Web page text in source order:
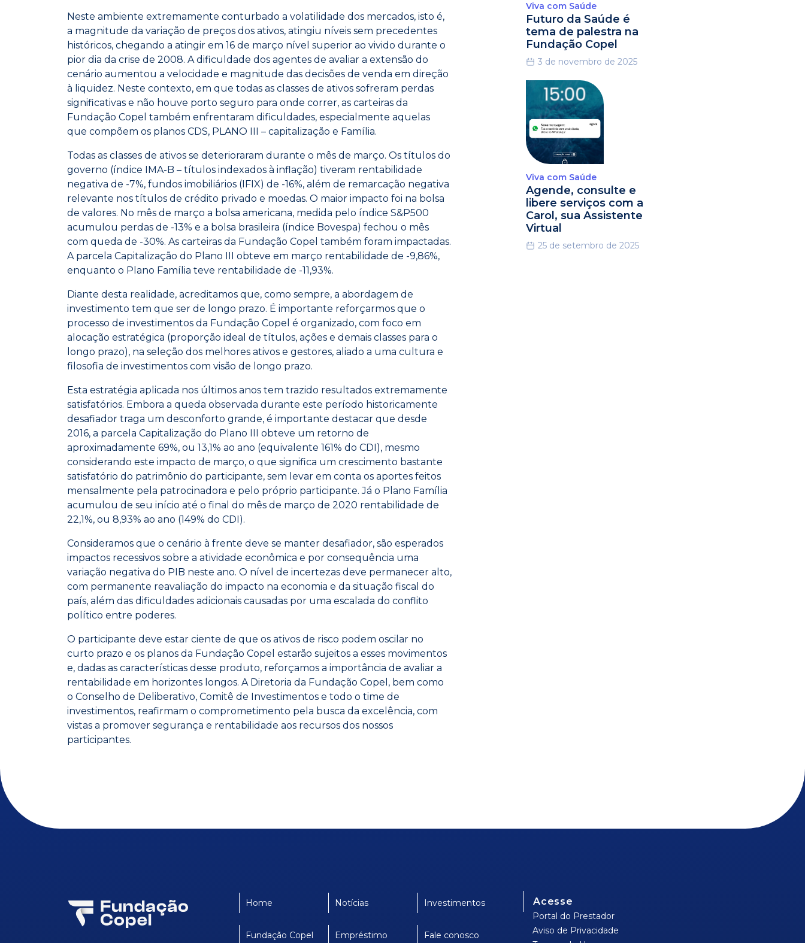
Neste ambiente extremamente conturbado a volatilidade dos mercados, isto é,
a magnitude da variação de preços dos ativos, atingiu níveis sem precedentes
históricos, chegando a atingir em 16 de março nível superior ao vivido durante o
pior dia da crise de 2008. A dificuldade dos agentes de avaliar a extensão do
cenário aumentou a velocidade e magnitude das decisões de venda em direção
à liquidez. Neste contexto, em que todas as classes de ativos sofreram perdas
significativas e não houve porto seguro para onde correr, as carteiras da
Fundação Copel também enfrentaram dificuldades, especialmente aquelas
que compõem os planos CDS, PLANO III – capitalização e Família.
Todas as classes de ativos se deterioraram durante o mês de março. Os títulos do
governo (índice IMA-B – títulos indexados à inflação) tiveram rentabilidade
negativa de -7%, fundos imobiliários (IFIX) de -16%, além de remarcação negativa
relevante nos títulos de crédito privado e moedas. O maior impacto foi na bolsa
de valores. No mês de março a bolsa americana, medida pelo índice S&P500
acumulou perdas de -13% e a bolsa brasileira (índice Bovespa) fechou o mês
com queda de -30%. As carteiras da Fundação Copel também foram impactadas.
A parcela Capitalização do Plano III obteve em março rentabilidade de -9,86%,
enquanto o Plano Família teve rentabilidade de -11,93%.
Diante desta realidade, acreditamos que, como sempre, a abordagem de
investimento tem que ser de longo prazo. É importante reforçarmos que o
processo de investimentos da Fundação Copel é organizado, com foco em
alocação estratégica (proporção ideal de títulos, ações e demais classes para o
longo prazo), na seleção dos melhores ativos e gestores, aliado a uma cultura e
filosofia de investimentos com visão de longo prazo.
Esta estratégia aplicada nos últimos anos tem trazido resultados extremamente
satisfatórios. Embora a queda observada durante este período historicamente
desafiador traga um desconforto grande, é importante destacar que desde
2016, a parcela Capitalização do Plano III obteve um retorno de
aproximadamente 69%, ou 13,1% ao ano (equivalente 161% do CDI), mesmo
considerando este impacto de março, o que significa um crescimento bastante
satisfatório do patrimônio do participante, sem levar em conta os aportes feitos
mensalmente pela patrocinadora e pelo próprio participante. Já o Plano Família
acumulou de seu início até o final do mês de março de 2020 rentabilidade de
22,1%, ou 8,93% ao ano (149% do CDI).
Consideramos que o cenário à frente deve se manter desafiador, são esperados
impactos recessivos sobre a atividade econômica e por consequência uma
variação negativa do PIB neste ano. O nível de incertezas deve permanecer alto,
com permanente reavaliação do impacto na economia e da situação fiscal do
país, além das dificuldades adicionais causadas por uma escalada do conflito
político entre poderes.
O participante deve estar ciente de que os ativos de risco podem oscilar no
curto prazo e os planos da Fundação Copel estarão sujeitos a esses movimentos
e, dadas as características desse produto, reforçamos a importância de avaliar a
rentabilidade em horizontes longos. A Diretoria da Fundação Copel, bem como
o Conselho de Deliberativo, Comitê de Investimentos e todo o time de
investimentos, reafirmam o comprometimento pela busca da excelência, com
vistas a promover segurança e rentabilidade aos recursos dos nossos
participantes.
Viva com Saúde
Futuro da Saúde é
tema de palestra na
Fundação Copel
3 de novembro de 2025
Viva com Saúde
Agende, consulte e
libere serviços com a
Carol, sua Assistente
Virtual
25 de setembro de 2025
Home Notícias Investimentos
Fundação Copel Empréstimo Fale conosco
Acesse
Portal do Prestador
Aviso de Privacidade